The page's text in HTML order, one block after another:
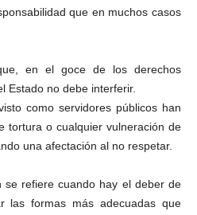
que en muchos casos
en el goce de los derechos
Estado no debe interferir.
como servidores públicos han
tortura o cualquier vulneración de
una afectación al no respetar.
se refiere cuando hay el deber de
las formas más adecuadas que